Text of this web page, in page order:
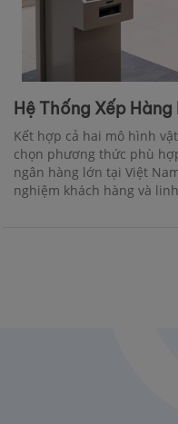
Hệ Thống Xếp
Kết hợp cả hai mô hình
chọn phương thức phù
ngân hàng lớn tại Việt
nghiệm khách hàng và